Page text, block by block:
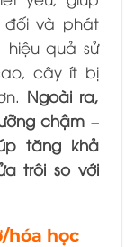
đối và phát
hiệu quả sử
cây ít bị
Ngoài ra,
chậm –
tăng khả
trôi so với
hóa học